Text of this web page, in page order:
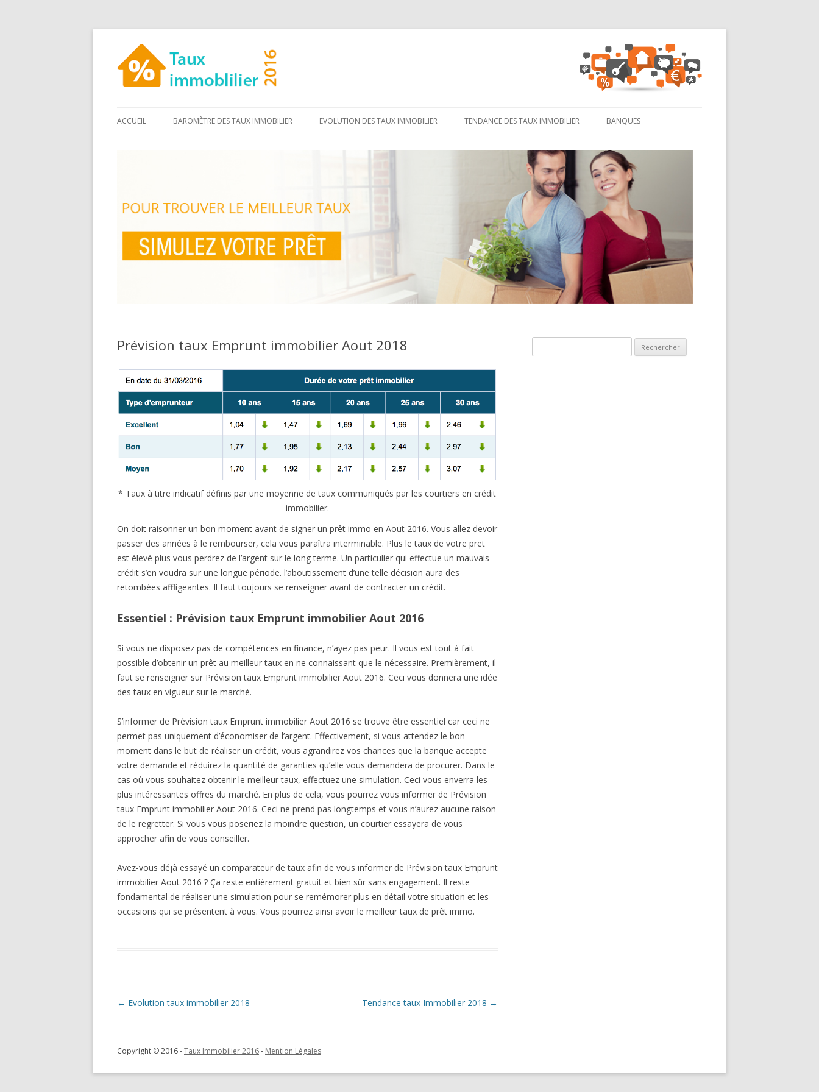
au
ACCUEIL BAROMÈTRE DES TAUX IMMOBILIER EVOLUTION DES TAUX IMMOBILIER TENDANCE DES TAUX IMMOBILIER BANQUES
Prévision taux Emprunt immobilier Aout 2018
* Taux à titre indicatif définis par une moyenne de taux communiqués par les courtiers en crédit
immobilier.
On doit raisonner un bon moment avant de signer un prêt immo en Aout 2016. Vous allez devoir
passer des années à le rembourser, cela vous paraîtra interminable. Plus le taux de votre pret
est élevé plus vous perdrez de l’argent sur le long terme. Un particulier qui effectue un mauvais
crédit s’en voudra sur une longue période. l’aboutissement d’une telle décision aura des
retombées affligeantes. Il faut toujours se renseigner avant de contracter un crédit.
Essentiel : Prévision taux Emprunt immobilier Aout 2016
Si vous ne disposez pas de compétences en finance, n’ayez pas peur. Il vous est tout à fait
possible d’obtenir un prêt au meilleur taux en ne connaissant que le nécessaire. Premièrement, il
faut se renseigner sur Prévision taux Emprunt immobilier Aout 2016. Ceci vous donnera une idée
des taux en vigueur sur le marché.
S’informer de Prévision taux Emprunt immobilier Aout 2016 se trouve être essentiel car ceci ne
permet pas uniquement d’économiser de l’argent. Effectivement, si vous attendez le bon
moment dans le but de réaliser un crédit, vous agrandirez vos chances que la banque accepte
votre demande et réduirez la quantité de garanties qu’elle vous demandera de procurer. Dans le
cas où vous souhaitez obtenir le meilleur taux, effectuez une simulation. Ceci vous enverra les
plus intéressantes offres du marché. En plus de cela, vous pourrez vous informer de Prévision
taux Emprunt immobilier Aout 2016. Ceci ne prend pas longtemps et vous n’aurez aucune raison
de le regretter. Si vous vous poseriez la moindre question, un courtier essayera de vous
approcher afin de vous conseiller.
Avez-vous déjà essayé un comparateur de taux afin de vous informer de Prévision taux Emprunt
immobilier Aout 2016 ? Ça reste entièrement gratuit et bien sûr sans engagement. Il reste
fondamental de réaliser une simulation pour se remémorer plus en détail votre situation et les
occasions qui se présentent à vous. Vous pourrez ainsi avoir le meilleur taux de prêt immo.
Navigation
← Evolution taux immobilier 2018 Tendance taux Immobilier 2018 →
Copyright © 2016 -Taux Immobilier 2016- Mention Légales